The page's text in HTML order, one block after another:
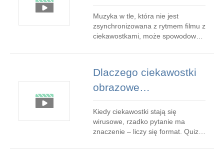
ciekawostkami (i
utrzymać
zainteresowanie
widzów)
Muzyka w tle, która nie jest
zsynchronizowana z rytmem filmu z
ciekawostkami, może spowodować,
emocjonalne wyczucie czasu. W
formie ciekawostek muzyka musi
Dlaczego ciekawostki
obrazowe
przewyższają inne
formaty
quizów:przewodnik
Kiedy ciekawostki stają się
wirusowe, rzadko pytanie ma
znaczenie – liczy się format. Quizy